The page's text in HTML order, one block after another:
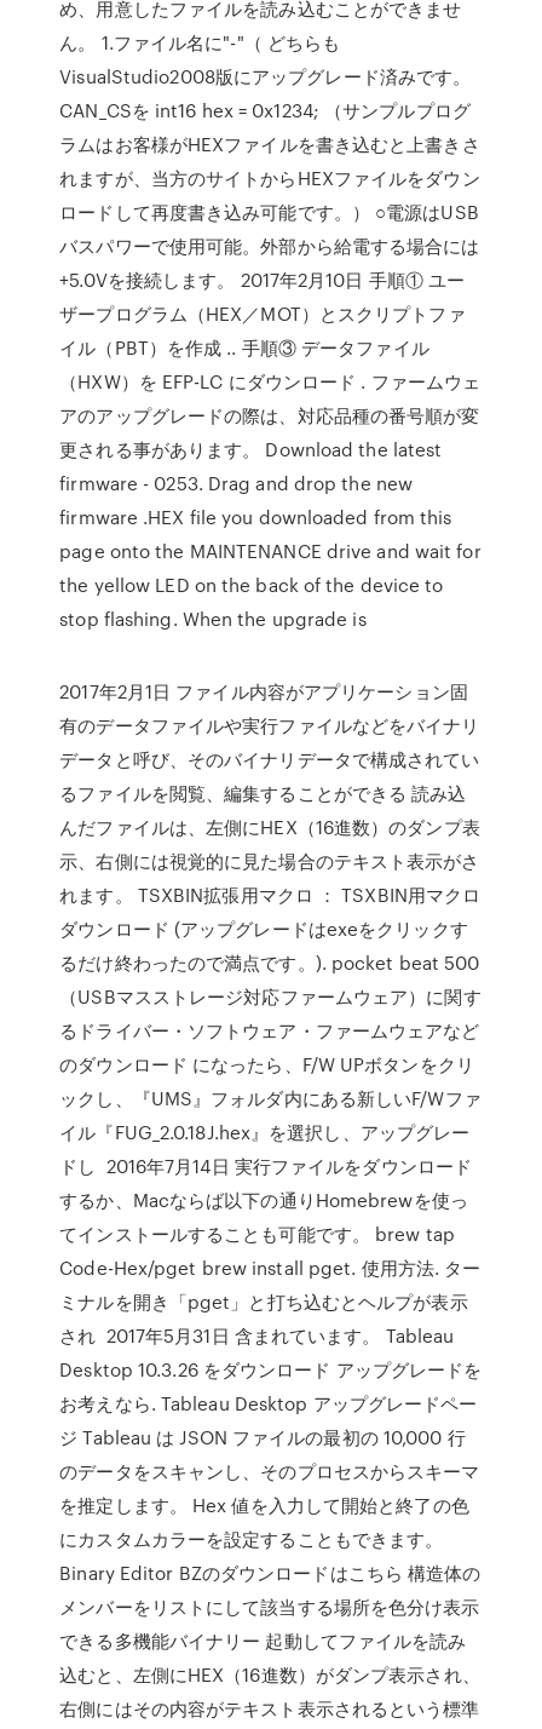
め、用意したファイルを読み込むことができませ
ん。 1.ファイル名に"-"（ どちらも
VisualStudio2008版にアップグレード済みです。
CAN_CSを int16 hex = 0x1234; （サンプルプログ
ラムはお客様がHEXファイルを書き込むと上書きさ
れますが、当方のサイトからHEXファイルをダウン
ロードして再度書き込み可能です。） ○電源はUSB
バスパワーで使用可能。外部から給電する場合には
+5.0Vを接続します。 2017年2月10日 手順① ユー
ザープログラム（HEX／MOT）とスクリプトファ
イル（PBT）を作成 .. 手順③ データファイル
（HXW）を EFP-LC にダウンロード . ファームウェ
アのアップグレードの際は、対応品種の番号順が変
更される事があります。 Download the latest
firmware - 0253. Drag and drop the new
firmware .HEX file you downloaded from this
page onto the MAINTENANCE drive and wait for
the yellow LED on the back of the device to
stop flashing. When the upgrade is
2017年2月1日 ファイル内容がアプリケーション固
有のデータファイルや実行ファイルなどをバイナリ
データと呼び、そのバイナリデータで構成されてい
るファイルを閲覧、編集することができる 読み込
んだファイルは、左側にHEX（16進数）のダンプ表
示、右側には視覚的に見た場合のテキスト表示がさ
れます。 TSXBIN拡張用マクロ ： TSXBIN用マクロ
ダウンロード (アップグレードはexeをクリックす
るだけ終わったので満点です。). pocket beat 500
（USBマスストレージ対応ファームウェア）に関す
るドライバー・ソフトウェア・ファームウェアなど
のダウンロード になったら、F/W UPボタンをクリ
ックし、『UMS』フォルダ内にある新しいF/Wファ
イル『FUG_2.0.18J.hex』を選択し、アップグレー
ドし 2016年7月14日 実行ファイルをダウンロード
するか、Macならば以下の通りHomebrewを使っ
てインストールすることも可能です。 brew tap
Code-Hex/pget brew install pget. 使用方法. ター
ミナルを開き「pget」と打ち込むとヘルプが表示
され 2017年5月31日 含まれています。 Tableau
Desktop 10.3.26 をダウンロード アップグレードを
お考えなら. Tableau Desktop アップグレードペー
ジ Tableau は JSON ファイルの最初の 10,000 行
のデータをスキャンし、そのプロセスからスキーマ
を推定します。 Hex 値を入力して開始と終了の色
にカスタムカラーを設定することもできます。
Binary Editor BZのダウンロードはこちら 構造体の
メンバーをリストにして該当する場所を色分け表示
できる多機能バイナリー 起動してファイルを読み
込むと、左側にHEX（16進数）がダンプ表示され、
右側にはその内容がテキスト表示されるという標準